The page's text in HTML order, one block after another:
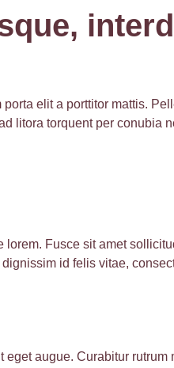
elit a porttitor mattis.
litora torquent per conubia
Fusce sit amet
id felis vitae,
augue. Curabitur